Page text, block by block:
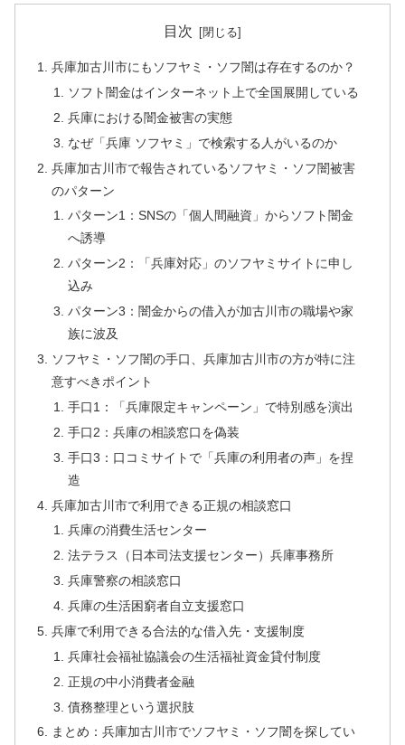
目次
兵庫加古川市にもソフヤミ・ソフ闇は存在するのか？
ソフト闇金はインターネット上で全国展開している
兵庫における闇金被害の実態
なぜ「兵庫 ソフヤミ」で検索する人がいるのか
兵庫加古川市で報告されているソフヤミ・ソフ闇被害
のパターン
パターン1：SNSの「個人間融資」からソフト闇金
へ誘導
パターン2：「兵庫対応」のソフヤミサイトに申し
込み
パターン3：闇金からの借入が加古川市の職場や家
族に波及
ソフヤミ・ソフ闇の手口、兵庫加古川市の方が特に注
意すべきポイント
手口1：「兵庫限定キャンペーン」で特別感を演出
手口2：兵庫の相談窓口を偽装
手口3：口コミサイトで「兵庫の利用者の声」を捏
造
兵庫加古川市で利用できる正規の相談窓口
兵庫の消費生活センター
法テラス（日本司法支援センター）兵庫事務所
兵庫警察の相談窓口
兵庫の生活困窮者自立支援窓口
兵庫で利用できる合法的な借入先・支援制度
兵庫社会福祉協議会の生活福祉資金貸付制度
正規の中小消費者金融
債務整理という選択肢
まとめ：兵庫加古川市でソフヤミ・ソフ闇を探してい